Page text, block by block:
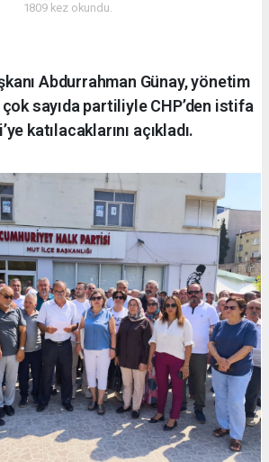
1809 kez okundu.
Abdurrahman Günay, yönetim
sayıda partiliyle CHP’den istifa
katılacaklarını açıkladı.